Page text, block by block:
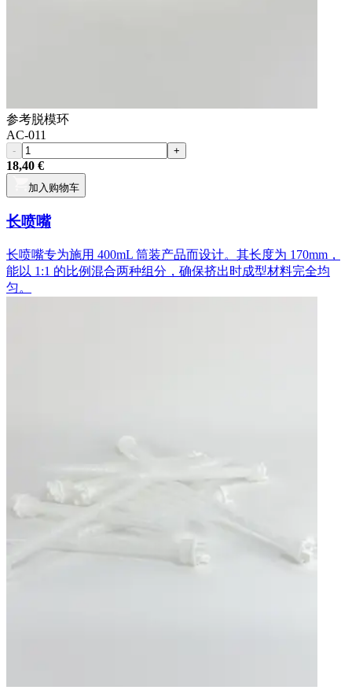
参考脱模环
AC-011
- +
18,40 €
加入购物车
长喷嘴
长喷嘴专为施用 400mL 筒装产品而设计。其长度为 170mm，
能以 1:1 的比例混合两种组分，确保挤出时成型材料完全均
匀。